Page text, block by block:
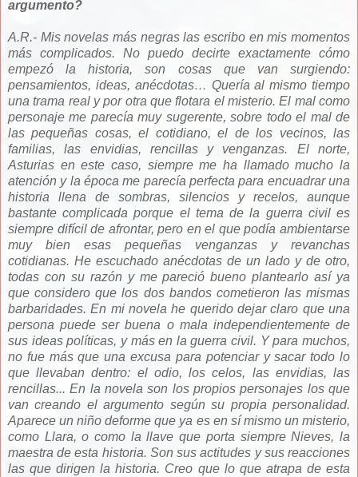
argumento?
A.R.- Mis novelas más negras las escribo en mis momentos
más complicados. No puedo decirte exactamente cómo
empezó la historia, son cosas que van surgiendo:
pensamientos, ideas, anécdotas… Quería al mismo tiempo
una trama real y por otra que flotara el misterio. El mal como
personaje me parecía muy sugerente, sobre todo el mal de
las pequeñas cosas, el cotidiano, el de los vecinos, las
familias, las envidias, rencillas y venganzas. El norte,
Asturias en este caso, siempre me ha llamado mucho la
atención y la época me parecía perfecta para encuadrar una
historia llena de sombras, silencios y recelos, aunque
bastante complicada porque el tema de la guerra civil es
siempre difícil de afrontar, pero en el que podía ambientarse
muy bien esas pequeñas venganzas y revanchas
cotidianas. He escuchado anécdotas de un lado y de otro,
todas con su razón y me pareció bueno plantearlo así ya
que considero que los dos bandos cometieron las mismas
barbaridades. En mi novela he querido dejar claro que una
persona puede ser buena o mala independientemente de
sus ideas políticas, y más en la guerra civil. Y para muchos,
no fue más que una excusa para potenciar y sacar todo lo
que llevaban dentro: el odio, los celos, las envidias, las
rencillas... En la novela son los propios personajes los que
van creando el argumento según su propia personalidad.
Aparece un niño deforme que ya es en sí mismo un misterio,
como Llara, o como la llave que porta siempre Nieves, la
maestra de esta historia. Son sus actitudes y sus reacciones
las que dirigen la historia. Creo que lo que atrapa de esta